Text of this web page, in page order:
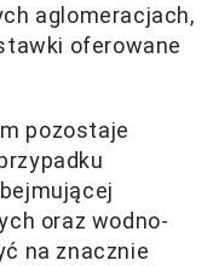
aglomeracjach,
oferowane
pozostaje
oraz wodno-
na znacznie